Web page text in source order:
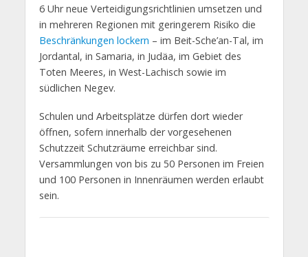
6 Uhr neue Verteidigungsrichtlinien umsetzen und
in mehreren Regionen mit geringerem Risiko die
Beschränkungen lockern – im Beit-Sche’an-Tal, im
Jordantal, in Samaria, in Judäa, im Gebiet des
Toten Meeres, in West-Lachisch sowie im
südlichen Negev.
Schulen und Arbeitsplätze dürfen dort wieder
öffnen, sofern innerhalb der vorgesehenen
Schutzzeit Schutzräume erreichbar sind.
Versammlungen von bis zu 50 Personen im Freien
und 100 Personen in Innenräumen werden erlaubt
sein.